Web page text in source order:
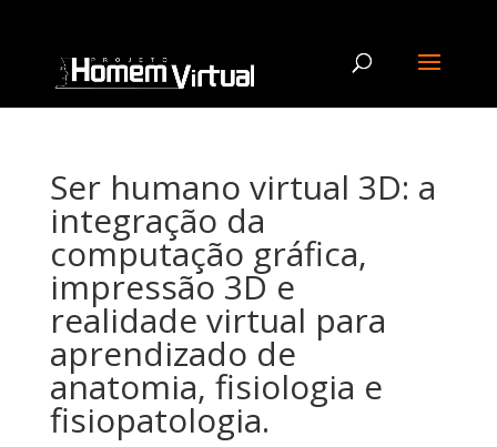
Ser humano virtual 3D: a
integração da
computação gráfica,
impressão 3D e
realidade virtual para
aprendizado de
anatomia, fisiologia e
fisiopatologia.